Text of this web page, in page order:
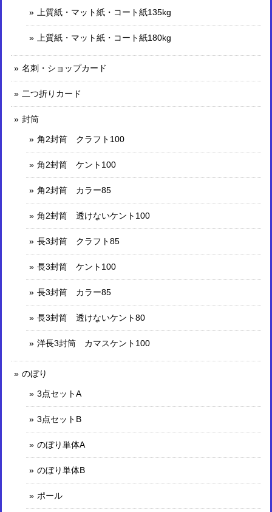
上質紙・マット紙・コート紙135kg
上質紙・マット紙・コート紙180kg
名刺・ショップカード
二つ折りカード
封筒
角2封筒 クラフト100
角2封筒 ケント100
角2封筒 カラー85
角2封筒 透けないケント100
長3封筒 クラフト85
長3封筒 ケント100
長3封筒 カラー85
長3封筒 透けないケント80
洋長3封筒 カマスケント100
のぼり
3点セットA
3点セットB
のぼり単体A
のぼり単体B
ポール